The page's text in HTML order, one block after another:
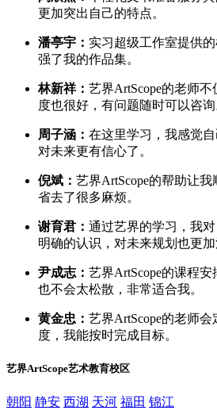
更加突出自己的特点。
潘亭宇： 实习超级工作室提供
强了我的作品集。
林新祥： 艺界ArtScope的老师
度也很好，有问题随时可以咨询
周子涵： 在这里学习，我感觉
对未来更有信心了。
倪斌： 艺界ArtScope的帮助让我
省去了很多麻烦。
谢育君： 通过艺界的学习，我
明确的认识，对未来规划也更加
尹成志： 艺界ArtScope的课程
也不会太松散，非常适合我。
黄金忠： 艺界ArtScope的老师
度，我能按时完成目标。
艺界ArtScope艺术教育校区
朝阳 静安 西湖 天河 福田 锦江